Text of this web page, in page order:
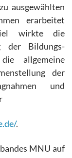
ausgewählten
erarbeitet
wirkte die
der Bildungs-
allgemeine
der
und
.
MNU auf